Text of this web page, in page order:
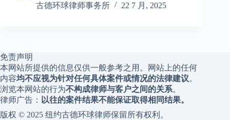
古德环球律师事务所
22 7 月, 2025
免责声明
本网站所提供的信息仅供一般参考之用。网站上的任何
内容均不应视为针对任何具体案件或情况的法律建议。
浏览本网站的行为不构成律师与客户之间的关系。
律师广告： 以往的案件结果不能保证取得相同结果。
版权 © 2025 纽约古德环球律师保留所有权利。